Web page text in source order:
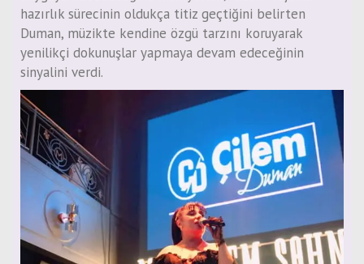
hazırlık sürecinin oldukça titiz geçtiğini belirten
Duman, müzikte kendine özgü tarzını koruyarak
yenilikçi dokunuşlar yapmaya devam edeceğinin
sinyalini verdi.